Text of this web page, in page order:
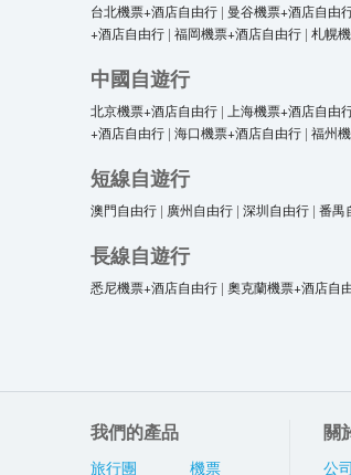
台北機票+酒店自由行 | 曼谷機票+酒店自由
+酒店自由行 | 福岡機票+酒店自由行 | 札幌
中國自遊行
北京機票+酒店自由行 | 上海機票+酒店自由
+酒店自由行 | 海口機票+酒店自由行 | 福州
短線自遊行
澳門自由行 | 廣州自由行 | 深圳自由行 | 番禺
長線自遊行
悉尼機票+酒店自由行 | 奧克蘭機票+酒店自
我們的產品
旅行團 機票
關
公